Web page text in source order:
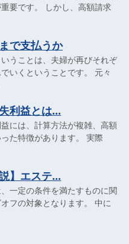
要です。 しかし、高額請求
で支払うか
うことは、夫婦が再びそれぞ
いくということです。 元々
利益とは...
には、計算方法が複雑、高額
た特徴があります。 実際
】エステ...
一定の条件を満たすものに関
フの対象となります。 中に